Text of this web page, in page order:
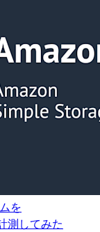
を
測してみた